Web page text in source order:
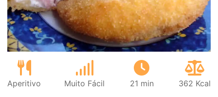
Aperitivo Muito Fácil 21 min 362 Kcal